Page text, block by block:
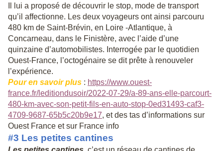
Il lui a proposé de découvrir le stop, mode de transport
qu’il affectionne. Les deux voyageurs ont ainsi parcouru
480 km de Saint-Brévin, en Loire -Atlantique, à
Concarneau, dans le Finistère, avec l’aide d’une
quinzaine d’automobilistes. Interrogée par le quotidien
Ouest-France, l’octogénaire se dit prête à renouveler
l’expérience.
Pour en savoir plus : https://www.ouest-
france.fr/leditiondusoir/2022-07-29/a-89-ans-elle-parcourt-
480-km-avec-son-petit-fils-en-auto-stop-0ed31493-caf3-
4709-9687-65b5c20b9e17, et des tas d’informations sur
Ouest France et sur France info
#3 Les petites cantines